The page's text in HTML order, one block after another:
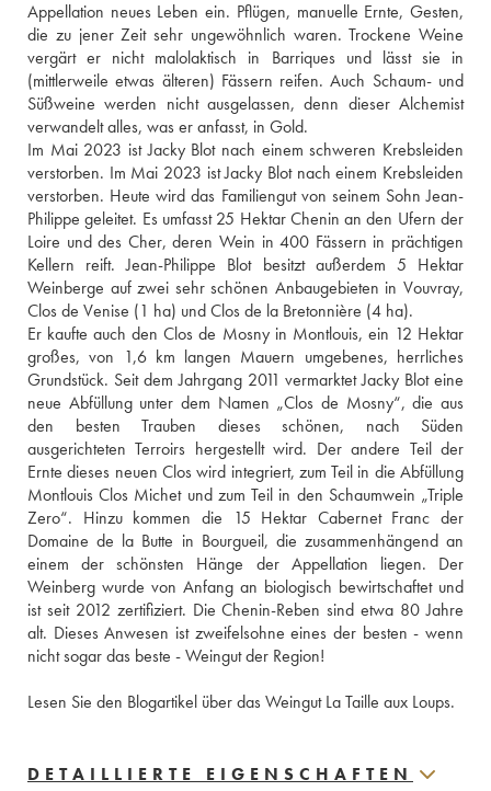
Appellation neues Leben ein. Pflügen, manuelle Ernte, Gesten,
die zu jener Zeit sehr ungewöhnlich waren. Trockene Weine
vergärt er nicht malolaktisch in Barriques und lässt sie in
(mittlerweile etwas älteren) Fässern reifen. Auch Schaum- und
Süßweine werden nicht ausgelassen, denn dieser Alchemist
verwandelt alles, was er anfasst, in Gold.
Im Mai 2023 ist Jacky Blot nach einem schweren Krebsleiden
verstorben. Im Mai 2023 ist Jacky Blot nach einem Krebsleiden
verstorben. Heute wird das Familiengut von seinem Sohn Jean-
Philippe geleitet. Es umfasst 25 Hektar Chenin an den Ufern der
Loire und des Cher, deren Wein in 400 Fässern in prächtigen
Kellern reift. Jean-Philippe Blot besitzt außerdem 5 Hektar
Weinberge auf zwei sehr schönen Anbaugebieten in Vouvray,
Clos de Venise (1 ha) und Clos de la Bretonnière (4 ha).
Er kaufte auch den Clos de Mosny in Montlouis, ein 12 Hektar
großes, von 1,6 km langen Mauern umgebenes, herrliches
Grundstück. Seit dem Jahrgang 2011 vermarktet Jacky Blot eine
neue Abfüllung unter dem Namen „Clos de Mosny“, die aus
den besten Trauben dieses schönen, nach Süden
ausgerichteten Terroirs hergestellt wird. Der andere Teil der
Ernte dieses neuen Clos wird integriert, zum Teil in die Abfüllung
Montlouis Clos Michet und zum Teil in den Schaumwein „Triple
Zero“. Hinzu kommen die 15 Hektar Cabernet Franc der
Domaine de la Butte in Bourgueil, die zusammenhängend an
einem der schönsten Hänge der Appellation liegen. Der
Weinberg wurde von Anfang an biologisch bewirtschaftet und
ist seit 2012 zertifiziert. Die Chenin-Reben sind etwa 80 Jahre
alt. Dieses Anwesen ist zweifelsohne eines der besten - wenn
nicht sogar das beste - Weingut der Region!
Lesen Sie den Blogartikel über das Weingut La Taille aux Loups.
DETAILLIERTE EIGENSCHAFTEN